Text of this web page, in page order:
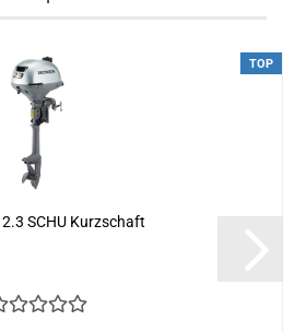
TOP
SCHU Kurzschaft